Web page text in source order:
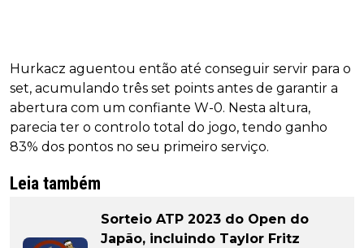
Hurkacz aguentou então até conseguir servir para o
set, acumulando três set points antes de garantir a
abertura com um confiante W-0. Nesta altura,
parecia ter o controlo total do jogo, tendo ganho
83% dos pontos no seu primeiro serviço.
Leia também
Sorteio ATP 2023 do Open do
Japão, incluindo Taylor Fritz